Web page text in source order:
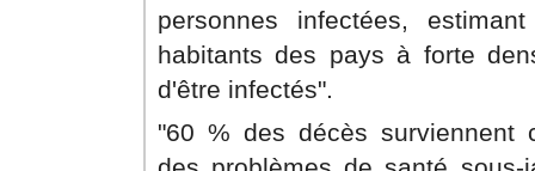
personnes infectées,
habitants des pays à forte
d'être infectés".
"60 % des décès surviennent